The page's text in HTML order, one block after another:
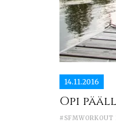
14.11.2016
Opi
#SFMWORKOUT